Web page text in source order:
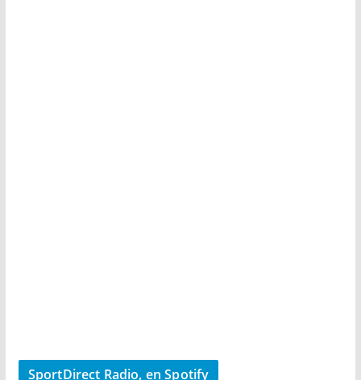
SportDirect Radio, en Spotify